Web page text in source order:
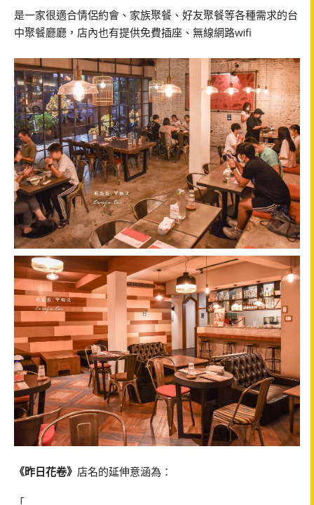
是一家很適合情侶約會、家族聚餐、好友聚餐等各種需求的台
中聚餐廳廳，店內也有提供免費插座、無線網路wifi
《昨日花卷》 店名的延伸意涵為：
「